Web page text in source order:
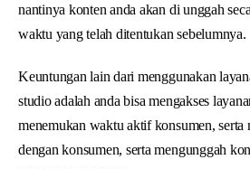
nantinya konten anda akan di unggah
waktu yang telah ditentukan sebelumnya.
Keuntungan lain dari menggunakan
studio adalah anda bisa mengakses
menemukan waktu aktif konsumen, serta
dengan konsumen, serta mengunggah